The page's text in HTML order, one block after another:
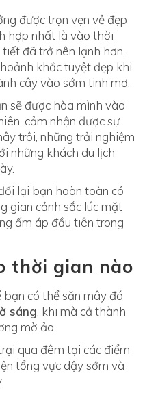
được trọn vẹn vẻ đẹp
hợp nhất là vào thời
đã trở nên lạnh hơn,
khắc tuyệt đẹp khi
cây vào sớm tinh mơ.
sẽ được hòa mình vào
cảm nhận được sự
trôi, những trải nghiệm
những khách du lịch
lại bạn hoàn toàn có
gian cảnh sắc lúc mặt
ấm áp đầu tiên trong
thời gian nào
có thể săn mây đó
sáng , khi mà cả thành
mờ ảo.
qua đêm tại các điểm
tổng vực dậy sớm và